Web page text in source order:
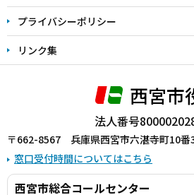
プライバシーポリシー
リンク集
西宮市
法人番号
〒662-8567 兵庫県西宮市六湛寺町10番3
窓口受付時間についてはこちら
西宮市総合コールセンター